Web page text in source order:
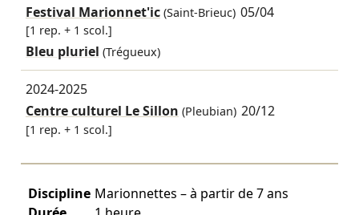
Festival Marionnet'ic(Saint-Brieuc) 05/04
[1 rep. + 1 scol.]
Bleu pluriel (Trégueux)
2024-2025
Centre culturel Le Sillon (Pleubian) 20/12
[1 rep. + 1 scol.]
Discipline Marionnettes – à partir de 7 ans